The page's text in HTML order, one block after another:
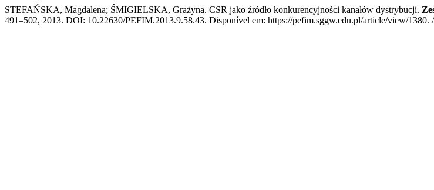
STEFAŃSKA, Magdalena; ŚMIGIELSKA, Grażyna. CSR jako źródło konkurencyjności kanałów dystrybucji.
491–502, 2013. DOI: 10.22630/PEFIM.2013.9.58.43. Disponível em: https://pefim.sggw.edu.pl/article/view/1380.